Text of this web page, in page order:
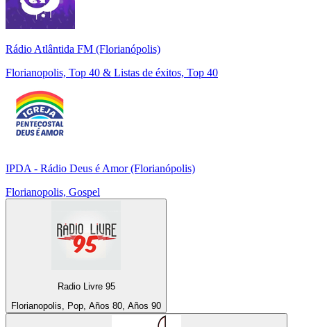
Rádio Atlântida FM (Florianópolis)
Florianopolis, Top 40 & Listas de éxitos, Top 40
IPDA - Rádio Deus é Amor (Florianópolis)
Florianopolis, Gospel
Radio Livre 95
Florianopolis, Pop, Años 80, Años 90